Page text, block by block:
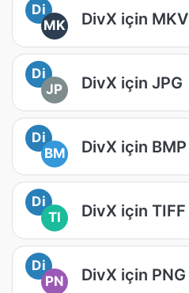
Di
MK
DivX için MKV
Di
JP
DivX için JPG
Di
BM
DivX için BMP
Di
TI
DivX için TIFF
Di
PN
DivX için PNG